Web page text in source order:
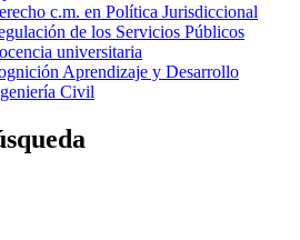
c.m. en Política Jurisdiccional
de los Servicios Públicos
universitaria
Aprendizaje y Desarrollo
Civil